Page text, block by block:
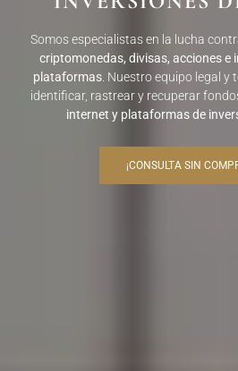
Somos especialistas en la lucha
criptomonedas, divisas, acciones e
plataformas. Nuestro equipo legal y
identificar, rastrear y recuperar
internet y plataformas de
¡CONSULTA SIN